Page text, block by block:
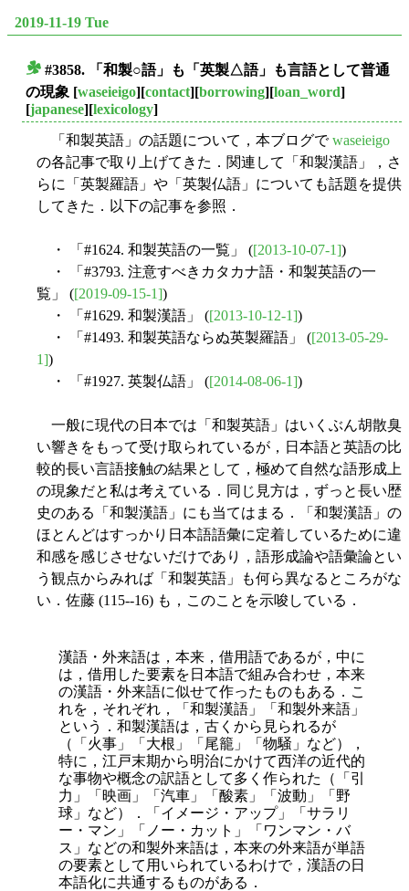
2019-11-19 Tue
#3858. 「和製○語」も「英製△語」も言語として普通
の現象 [waseieigo][contact][borrowing][loan_word]
[japanese][lexicology]
「和製英語」の話題について，本ブログでwaseieigo
の各記事で取り上げてきた．関連して「和製漢語」，さ
らに「英製羅語」や「英製仏語」についても話題を提供
してきた．以下の記事を参照．
・ 「#1624. 和製英語の一覧」 ([2013-10-07-1])
・ 「#3793. 注意すべきカタカナ語・和製英語の一
覧」 ([2019-09-15-1])
・ 「#1629. 和製漢語」 ([2013-10-12-1])
・ 「#1493. 和製英語ならぬ英製羅語」 ([2013-05-29-
1])
・ 「#1927. 英製仏語」 ([2014-08-06-1])
一般に現代の日本では「和製英語」はいくぶん胡散臭
い響きをもって受け取られているが，日本語と英語の比
較的長い言語接触の結果として，極めて自然な語形成上
の現象だと私は考えている．同じ見方は，ずっと長い歴
史のある「和製漢語」にも当てはまる．「和製漢語」の
ほとんどはすっかり日本語語彙に定着しているために違
和感を感じさせないだけであり，語形成論や語彙論とい
う観点からみれば「和製英語」も何ら異なるところがな
い．佐藤 (115--16) も，このことを示唆している．
漢語・外来語は，本来，借用語であるが，中に
は，借用した要素を日本語で組み合わせ，本来
の漢語・外来語に似せて作ったものもある．こ
れを，それぞれ，「和製漢語」「和製外来語」
という．和製漢語は，古くから見られるが
（「火事」「大根」「尾籠」「物騒」など），
特に，江戸末期から明治にかけて西洋の近代的
な事物や概念の訳語として多 く作られた（「引
力」「映画」「汽車」「酸素」「波動」「野
球」など）．「イメージ・アップ」「サラリ
ー・マン」「ノー・カット」「ワンマン・バ
ス」などの和製外来語は，本来の外来語が単語
の要素として用いられているわけで，漢語の日
本語化に共通するものがある．